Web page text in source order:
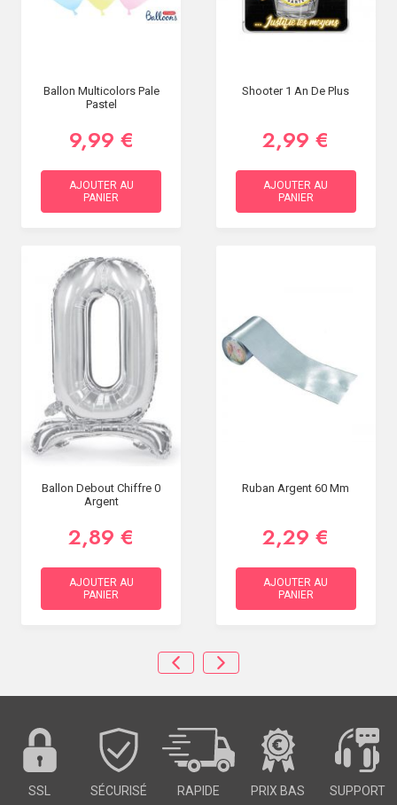
Ballon Multicolors Pale
Pastel
9,99 €
AJOUTER AU
PANIER
Shooter 1 An De Plus
2,99 €
AJOUTER AU
PANIER
Ballon Debout Chiffre 0
Argent
2,89 €
AJOUTER AU
PANIER
Ruban Argent 60 Mm
2,29 €
AJOUTER AU
PANIER
SSL SÉCURISÉ RAPIDE PRIX BAS SUPPORT